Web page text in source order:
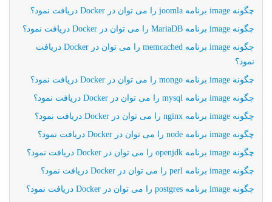
چگونه image برنامه joomla را می توان در Docker دریافت نمود؟
چگونه image برنامه MariaDB را می توان در Docker دریافت نمود؟
چگونه image برنامه memcached را می توان در Docker دریافت
نمود؟
چگونه image برنامه mongo را می توان در Docker دریافت نمود؟
چگونه image برنامه mysql را می توان در Docker دریافت نمود؟
چگونه image برنامه nginx را می توان در Docker دریافت نمود؟
چگونه image برنامه node را می توان در Docker دریافت نمود؟
چگونه image برنامه openjdk را می توان در Docker دریافت نمود؟
چگونه image برنامه perl را می توان در Docker دریافت نمود؟
چگونه image برنامه postgres را می توان در Docker دریافت نمود؟